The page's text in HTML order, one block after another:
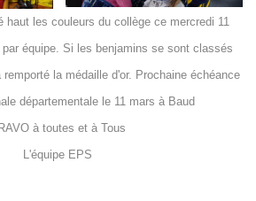
haut les couleurs du collège ce mercredi 11
équipe. Si les benjamins se sont classés
la médaille d'or. Prochaine échéance
départementale le 11 mars à Baud
à toutes et à Tous
L'équipe EPS